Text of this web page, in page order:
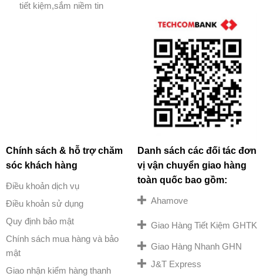
tiết kiệm,sắm niềm tin
Chính sách & hỗ trợ chăm
sóc khách hàng
Điều khoản dịch vụ
Điều khoản sử dụng
Quy định bảo mật
Chính sách mua hàng và bảo
mật
Giao nhận kiểm hàng thanh
Danh sách các đối tác đơn
vị vận chuyển giao hàng
toàn quốc bao gồm:
Ahamove
Giao Hàng Tiết Kiệm GHTK
Giao Hàng Nhanh GHN
J&T Express